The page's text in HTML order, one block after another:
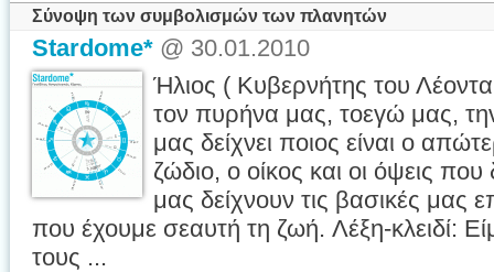
Σύνοψη των συμβολισμών των πλανητών
Stardome* @ 30.01.2010
Ήλιος ( Κυβερνήτης του
τον πυρήνα μας, τοεγώ μας,
μας δείχνει ποιος είναι ο
ζώδιο, ο οίκος και οι όψεις
μας δείχνουν τις βασικές μας
που έχουμε σεαυτή τη ζωή. Λέξη-κλειδί:
τους ...